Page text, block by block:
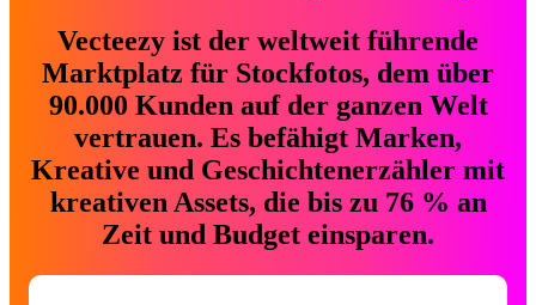
Vecteezy ist der weltweit führende
Marktplatz für Stockfotos, dem über
90.000 Kunden auf der ganzen Welt
vertrauen. Es befähigt Marken,
Kreative und Geschichtenerzähler mit
kreativen Assets, die bis zu 76 % an
Zeit und Budget einsparen.